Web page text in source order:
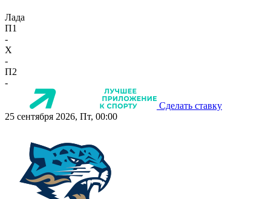
Лада
П1
-
X
-
П2
-
Сделать ставку
25 сентября 2026, Пт, 00:00